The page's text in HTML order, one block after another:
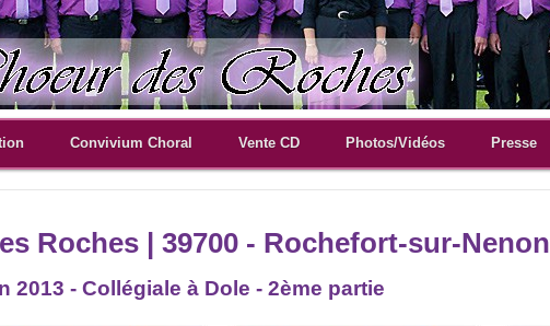
Convivium Choral Vente CD Photos/Vidéos Presse
Roches | 39700 - Rochefort-sur-Nenon
2013 - Collégiale à Dole - 2ème partie